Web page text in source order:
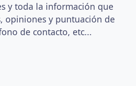
y toda la información que
opiniones y puntuación de
de contacto, etc...